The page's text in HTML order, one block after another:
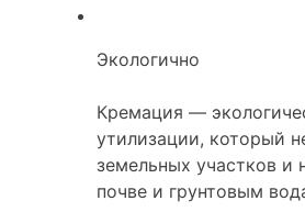
Экологично
Кремация —
утилизации, который
земельных участков и
почве и грунтовым